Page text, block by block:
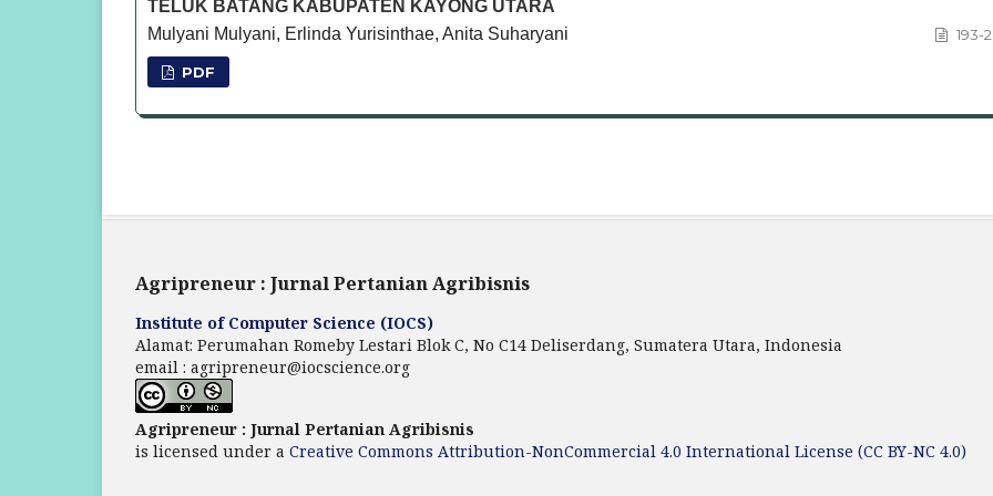
TELUK BATANG KABUPATEN KAYONG UTARA
Mulyani Mulyani, Erlinda Yurisinthae, Anita Suharyani
193-
PDF
Agripreneur : Jurnal Pertanian Agribisnis
Institute of Computer Science (IOCS)
Alamat: Perumahan Romeby Lestari Blok C, No C14 Deliserdang, Sumatera Utara, Indonesia
email : agripreneur@iocscience.org
Agripreneur : Jurnal Pertanian Agribisnis
is licensed under a Creative Commons Attribution-NonCommercial 4.0 International License (CC BY-NC 4.0)